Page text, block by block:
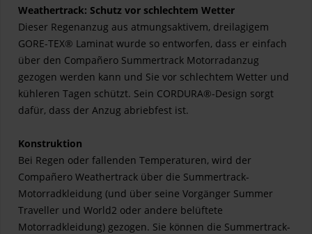
Weathertrack: Schutz vor schlechtem Wetter
Dieser Regenanzug aus atmungsaktivem, dreilagigem
GORE-TEX® Laminat wurde so entworfen, dass er einfach
über den Compañero Summertrack Motorradanzug
gezogen werden kann und Sie vor schlechtem Wetter und
kühleren Tagen schützt. Sein CORDURA®-Design sorgt
dafür, dass der Anzug abriebfest ist.
Konstruktion
Bei Regen oder fallenden Temperaturen, wird der
Compañero Weathertrack über die Summertrack-
Motorradkleidung (und über seine Vorgänger Summer
Traveller und World2 oder andere belüftete
Motorradkleidung) gezogen. Sie können die Summertrack-